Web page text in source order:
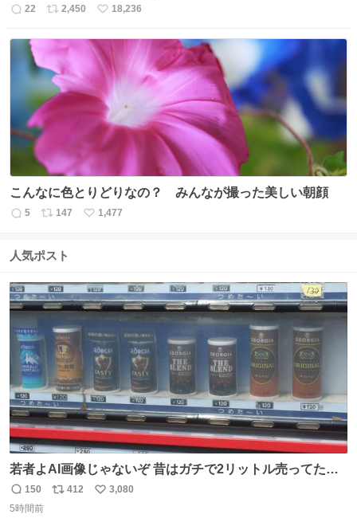
返
22
リ
ト
数
2,450
い
ね
数
18,236
こんなに色とりどりなの？ みんなが撮った美しい朝顔
返
数
5
リ
ス
数
147
い
1,477
人気ポスト
若者よAI画像じゃないぞ 昔はガチで2リットル売ってたん
やでw
返
信
150
リ
412
い
3,080
5時間前